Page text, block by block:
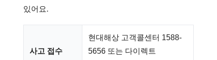
있어요.
사고 접수
현대해상 고객콜센터 1588-
5656 또는 다이렉트